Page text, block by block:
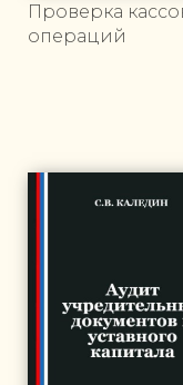
Проверка
операций